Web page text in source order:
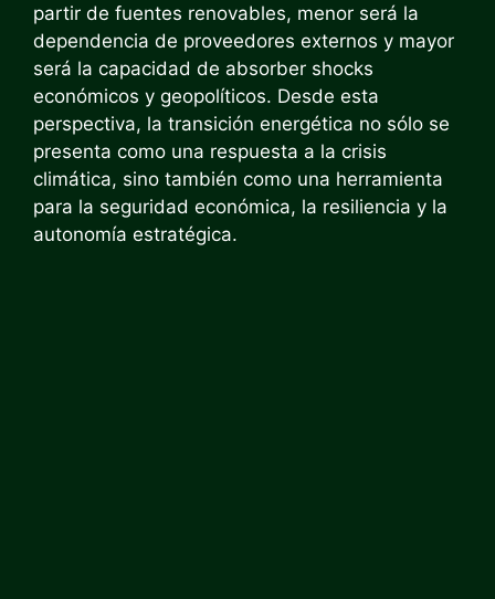
partir de fuentes renovables, menor será la
dependencia de proveedores externos y mayor
será la capacidad de absorber shocks
económicos y geopolíticos. Desde esta
perspectiva, la transición energética no sólo se
presenta como una respuesta a la crisis
climática, sino también como una herramienta
para la seguridad económica, la resiliencia y la
autonomía estratégica.